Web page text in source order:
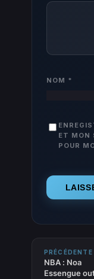
NOM *
ET MON
POUR
PRÉCÉDENTE
NBA : Noa
Essengue